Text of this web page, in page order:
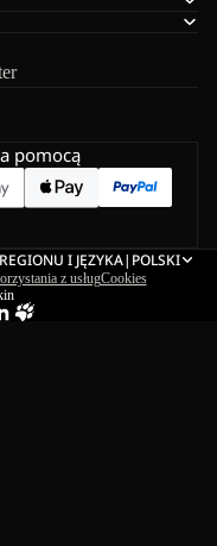
pomocą
I JĘZYKA| POLSKI
z usługCookies